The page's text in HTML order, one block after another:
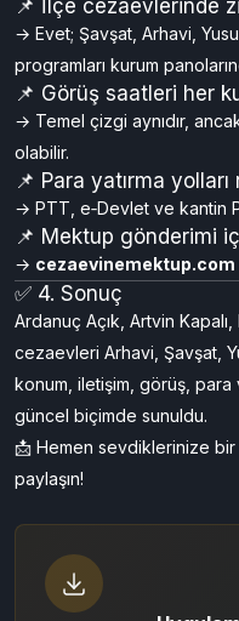
→ Merkez Mah. Gevhernik
0466 611 36 00 • Faks:
📌 Artvin Kapalı
→ Tel: 0466 212 10 80, 0506
📌 İlçe cezaevlerinde
→ Evet; Şavşat, Arhavi,
programları kurum
📌 Görüş saatleri her
→ Temel çizgi aynıdır,
olabilir.
📌 Para yatırma yolları
→ PTT, e‑Devlet ve kantin
📌 Mektup gönderimi
→cezaevinemektup.com
✅ 4. Sonuç
Ardanuç Açık, Artvin
cezaevleri Arhavi, Şavşat,
güncel biçimde sunuldu.
📩 Hemen sevdiklerinize bir
paylaşın!